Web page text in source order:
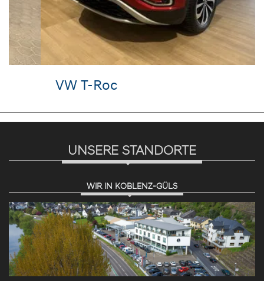
VW T-Roc
UNSERE STANDORTE
WIR IN KOBLENZ-GÜLS